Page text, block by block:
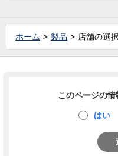
ホーム 製品 店舗の選択
このページの
はい